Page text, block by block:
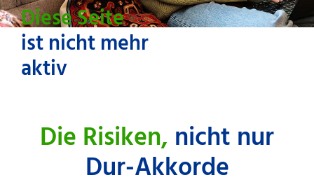
Diese Seite
ist nicht mehr
aktiv
Die Risiken, nicht nur
Dur-Akkorde